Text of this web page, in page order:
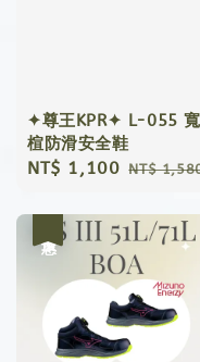
✦尊王KPR✦ L-055 寬
楦防滑安全鞋
Sale
NT$ 1,100 Regular
NT$